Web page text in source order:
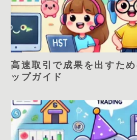
高速取引で成果を出すた
ップガイド